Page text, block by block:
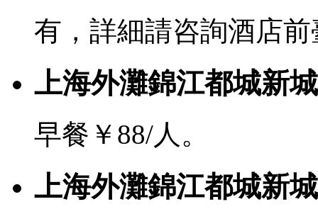
有，詳細請咨詢酒店前
上海外灘錦江都城新
早餐￥88/人。
上海外灘錦江都城新